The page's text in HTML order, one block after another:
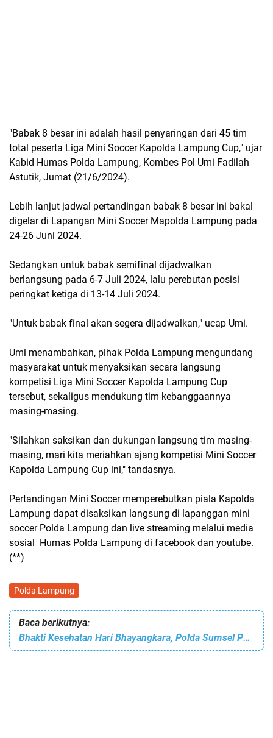
"Babak 8 besar ini adalah hasil penyaringan dari 45 tim
total peserta Liga Mini Soccer Kapolda Lampung Cup," ujar
Kabid Humas Polda Lampung, Kombes Pol Umi Fadilah
Astutik, Jumat (21/6/2024).
Lebih lanjut jadwal pertandingan babak 8 besar ini bakal
digelar di Lapangan Mini Soccer Mapolda Lampung pada
24-26 Juni 2024.
Sedangkan untuk babak semifinal dijadwalkan
berlangsung pada 6-7 Juli 2024, lalu perebutan posisi
peringkat ketiga di 13-14 Juli 2024.
"Untuk babak final akan segera dijadwalkan," ucap Umi.
Umi menambahkan, pihak Polda Lampung mengundang
masyarakat untuk menyaksikan secara langsung
kompetisi Liga Mini Soccer Kapolda Lampung Cup
tersebut, sekaligus mendukung tim kebanggaannya
masing-masing.
"Silahkan saksikan dan dukungan langsung tim masing-
masing, mari kita meriahkan ajang kompetisi Mini Soccer
Kapolda Lampung Cup ini," tandasnya.
Pertandingan Mini Soccer memperebutkan piala Kapolda
Lampung dapat disaksikan langsung di lapanggan mini
soccer Polda Lampung dan live streaming melalui media
sosial Humas Polda Lampung di facebook dan youtube.
(**)
Polda Lampung
Baca berikutnya:
Bhakti Kesehatan Hari Bhayangkara, Polda Sumsel Peduli Personel TNI-Polri Penyandang Disabilitas